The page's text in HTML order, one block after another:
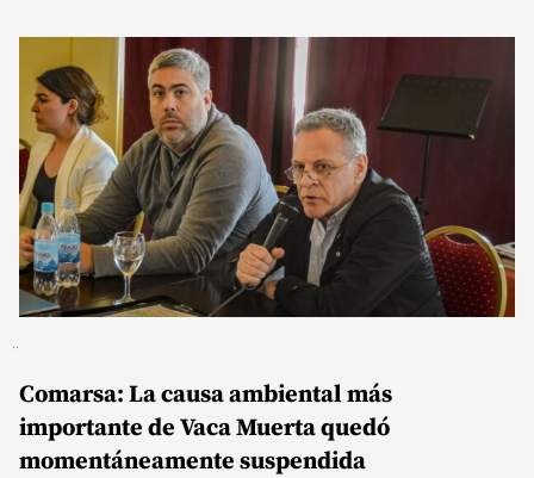
Comarsa: La causa ambiental más
importante de Vaca Muerta quedó
momentáneamente suspendida